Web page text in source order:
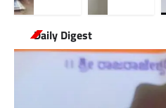
Daily Digest